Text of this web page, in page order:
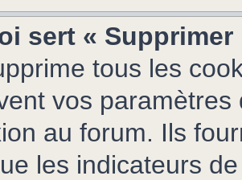
sert «
tous les
vos paramètres
au forum. Ils
les indicateurs